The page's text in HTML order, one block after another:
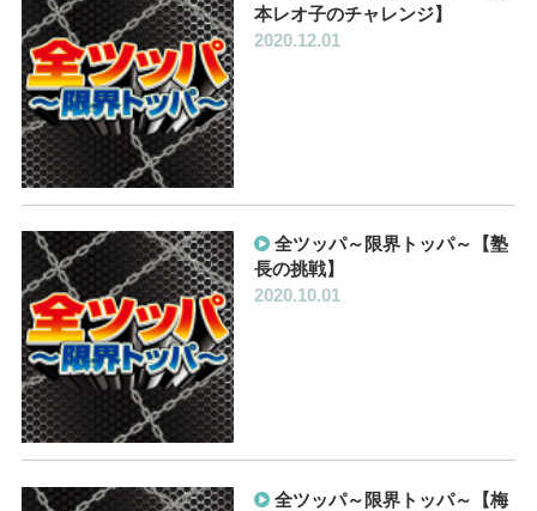
本レオ子のチャレンジ】
2020.12.01
全ツッパ～限界トッパ～【塾
長の挑戦】
2020.10.01
全ツッパ～限界トッパ～【梅